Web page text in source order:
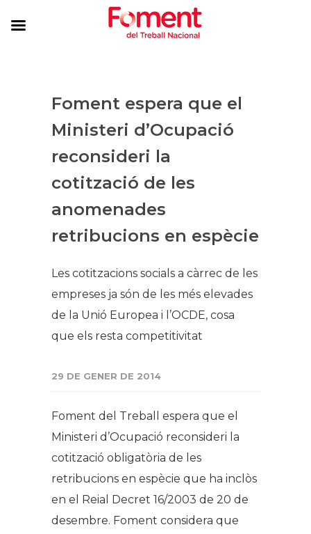
Foment espera que el
Ministeri d’Ocupació
reconsideri la
cotització de les
anomenades
retribucions en espècie
Les cotitzacions socials a càrrec de les
empreses ja són de les més elevades
de la Unió Europea i l’OCDE, cosa
que els resta competitivitat
29 DE GENER DE 2014
Foment del Treball espera que el
Ministeri d’Ocupació reconsideri la
cotització obligatòria de les
retribucions en espècie que ha inclòs
en el Reial Decret 16/2003 de 20 de
desembre. Foment considera que